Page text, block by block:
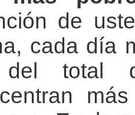
de
cada día
total